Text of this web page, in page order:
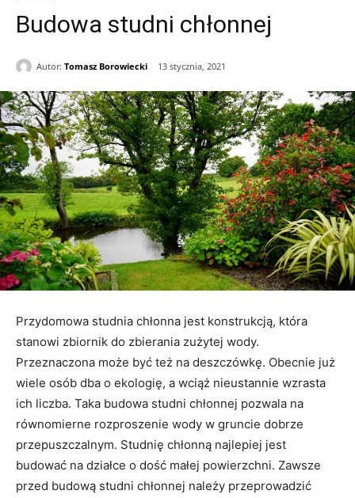
Budowa studni chłonnej
Autor: Tomasz Borowiecki 13 stycznia, 2021
Przydomowa studnia chłonna jest konstrukcją, która
stanowi zbiornik do zbierania zużytej wody.
Przeznaczona może być też na deszczówkę. Obecnie już
wiele osób dba o ekologię, a wciąż nieustannie wzrasta
ich liczba. Taka budowa studni chłonnej pozwala na
równomierne rozproszenie wody w gruncie dobrze
przepuszczalnym. Studnię chłonną najlepiej jest
budować na działce o dość małej powierzchni. Zawsze
przed budową studni chłonnej należy przeprowadzić